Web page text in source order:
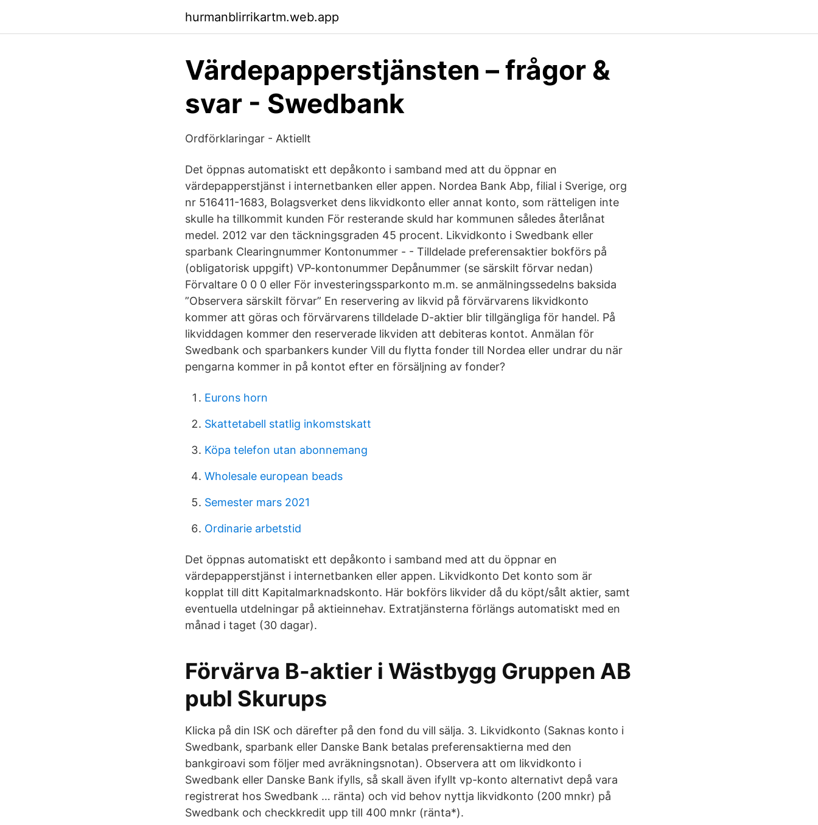
hurmanblirrikartm.web.app
Värdepapperstjänsten – frågor &
svar - Swedbank
Ordförklaringar - Aktiellt
Det öppnas automatiskt ett depåkonto i samband med att du öppnar en
värdepapperstjänst i internetbanken eller appen. Nordea Bank Abp, filial i Sverige, org
nr 516411-1683, Bolagsverket dens likvidkonto eller annat konto, som rätteligen inte
skulle ha tillkommit kunden För resterande skuld har kommunen således återlånat
medel. 2012 var den täckningsgraden 45 procent. Likvidkonto i Swedbank eller
sparbank Clearingnummer Kontonummer - - Tilldelade preferensaktier bokförs på
(obligatorisk uppgift) VP-kontonummer Depånummer (se särskilt förvar nedan)
Förvaltare 0 0 0 eller För investeringssparkonto m.m. se anmälningssedelns baksida
”Observera särskilt förvar” En reservering av likvid på förvärvarens likvidkonto
kommer att göras och förvärvarens tilldelade D-aktier blir tillgängliga för handel. På
likviddagen kommer den reserverade likviden att debiteras kontot. Anmälan för
Swedbank och sparbankers kunder Vill du flytta fonder till Nordea eller undrar du när
pengarna kommer in på kontot efter en försäljning av fonder?
Eurons horn
Skattetabell statlig inkomstskatt
Köpa telefon utan abonnemang
Wholesale european beads
Semester mars 2021
Ordinarie arbetstid
Det öppnas automatiskt ett depåkonto i samband med att du öppnar en
värdepapperstjänst i internetbanken eller appen. Likvidkonto Det konto som är
kopplat till ditt Kapitalmarknadskonto. Här bokförs likvider då du köpt/sålt aktier, samt
eventuella utdelningar på aktieinnehav. Extratjänsterna förlängs automatiskt med en
månad i taget (30 dagar).
Förvärva B-aktier i Wästbygg Gruppen AB
publ Skurups
Klicka på din ISK och därefter på den fond du vill sälja. 3. Likvidkonto (Saknas konto i
Swedbank, sparbank eller Danske Bank betalas preferensaktierna med den
bankgiroavi som följer med avräkningsnotan). Observera att om likvidkonto i
Swedbank eller Danske Bank ifylls, så skall även ifyllt vp-konto alternativt depå vara
registrerat hos Swedbank … ränta) och vid behov nyttja likvidkonto (200 mnkr) på
Swedbank och checkkredit upp till 400 mnkr (ränta*).